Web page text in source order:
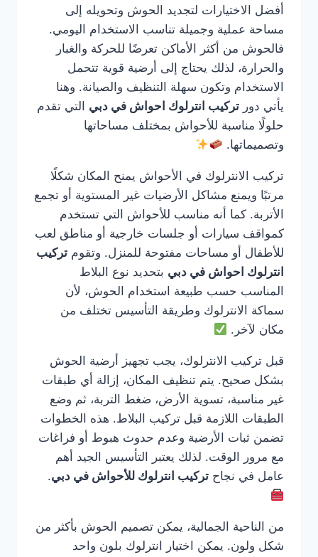
أفضل الاختيارات لتجديد الحوش وتحويله إلى
مساحة عملية وجميلة تناسب الاستخدام اليومي.
فالحوش من أكثر الأماكن تعرضًا للحركة والغبار
والحرارة، لذلك يحتاج إلى أرضية قوية تتحمل
الاستخدام وتكون سهلة التنظيف والصيانة. وهنا
يأتي دور تركيب انترلوك احواش في دبي التي تقدم
حلولًا مناسبة للأحواش بمختلف مساحاتها
وتصميماتها.
تركيب الانترلوك في الأحواش يمنح المكان شكلًا
مرتبًا ويمنع مشاكل الأرضيات غير المستوية أو تجمع
الأتربة. كما أنه مناسب للأحواش التي تستخدم
كمواقف سيارات أو جلسات خارجية أو مناطق لعب
للأطفال أو مساحات مفتوحة للمنزل. وتقوم تركيب
انترلوك احواش في دبي بتحديد نوع البلاط
المناسب حسب طبيعة استخدام الحوش، لأن
سماكة الانترلوك وطريقة التأسيس تختلف من
مكان لآخر.
قبل تركيب الانترلوك، يجب تجهيز أرضية الحوش
بشكل صحيح. يتم تنظيف المكان، إزالة أي طبقات
غير مناسبة، تسوية الأرض، ضغط التربة، ثم وضع
الطبقات اللازمة قبل تركيب البلاط. هذه الخطوات
تضمن ثبات الأرضية وعدم حدوث هبوط أو فراغات
مع مرور الوقت. لذلك يعتبر التأسيس الجيد أهم
عامل في نجاح تركيب انترلوك للأحواش في دبي.
من الناحية الجمالية، يمكن تصميم الحوش بأكثر من
شكل ولون. يمكن اختيار انترلوك بلون واحد